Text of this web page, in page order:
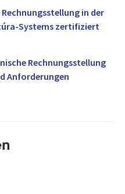
in der
Systems zertifiziert
Rechnungsstellung
Anforderungen